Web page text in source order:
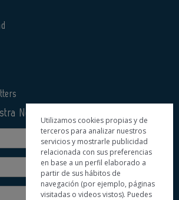
Newsletter
Utilizamos cookies propias y de
terceros para analizar nuestros
servicios y mostrarle publicidad
relacionada con sus preferencias
en base a un perfil elaborado a
partir de sus hábitos de
navegación (por ejemplo, páginas
visitadas o videos vistos). Puedes